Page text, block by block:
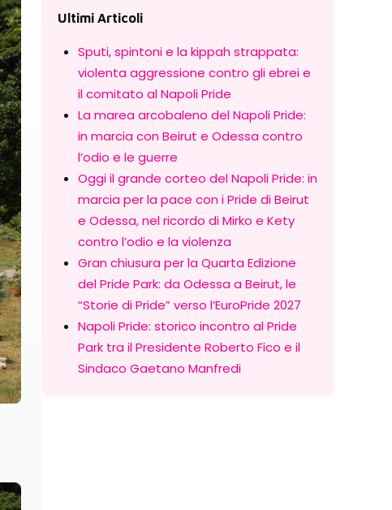
Ultimi Articoli
Sputi, spintoni e la kippah strappata:
violenta aggressione contro gli ebrei e
il comitato al Napoli Pride
La marea arcobaleno del Napoli Pride:
in marcia con Beirut e Odessa contro
l’odio e le guerre
Oggi il grande corteo del Napoli Pride: in
marcia per la pace con i Pride di Beirut
e Odessa, nel ricordo di Mirko e Kety
contro l’odio e la violenza
Gran chiusura per la Quarta Edizione
del Pride Park: da Odessa a Beirut, le
“Storie di Pride” verso l’EuroPride 2027
Napoli Pride: storico incontro al Pride
Park tra il Presidente Roberto Fico e il
Sindaco Gaetano Manfredi